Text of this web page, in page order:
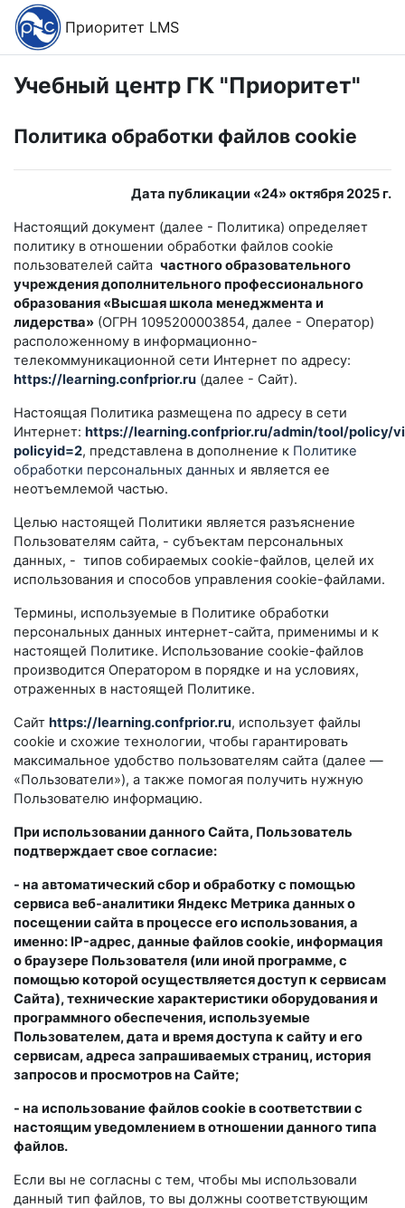
Перейти к основному содержанию
Приоритет LMS
Учебный центр ГК "Приоритет"
Политика обработки файлов cookie
Дата публикации «24» октября 2025 г.
Настоящий документ (далее - Политика) определяет
политику в отношении обработки файлов cookie
пользователей сайта частного образовательного
учреждения дополнительного профессионального
образования «Высшая школа менеджмента и
лидерства» (ОГРН 1095200003854, далее - Оператор)
расположенному в информационно-
телекоммуникационной сети Интернет по адресу:
https://learning.confprior.ru (далее - Сайт).
Настоящая Политика размещена по адресу в сети
Интернет: https://learning.confprior.ru/admin/tool/policy/
policyid=2, представлена в дополнение к Политике
обработки персональных данных и является ее
неотъемлемой частью.
Целью настоящей Политики является разъяснение
Пользователям сайта, - субъектам персональных
данных, - типов собираемых cookie-файлов, целей их
использования и способов управления cookie-файлами.
Термины, используемые в Политике обработки
персональных данных интернет-сайта, применимы и к
настоящей Политике. Использование сookie-файлов
производится Оператором в порядке и на условиях,
отраженных в настоящей Политике.
Сайт https://learning.confprior.ru, использует файлы
cookie и схожие технологии, чтобы гарантировать
максимальное удобство пользователям сайта (далее —
«Пользователи»), а также помогая получить нужную
Пользователю информацию.
При использовании данного Сайта, Пользователь
подтверждает свое согласие:
- на автоматический сбор и обработку с помощью
сервиса веб-аналитики Яндекс Метрика данных о
посещении сайта в процессе его использования, а
именно: IP-адрес, данные файлов cookie, информация
о браузере Пользователя (или иной программе, с
помощью которой осуществляется доступ к сервисам
Сайта), технические характеристики оборудования и
программного обеспечения, используемые
Пользователем, дата и время доступа к сайту и его
сервисам, адреса запрашиваемых страниц, история
запросов и просмотров на Сайте;
- на использование файлов cookie в соответствии с
настоящим уведомлением в отношении данного типа
файлов.
Если вы не согласны с тем, чтобы мы использовали
данный тип файлов, то вы должны соответствующим